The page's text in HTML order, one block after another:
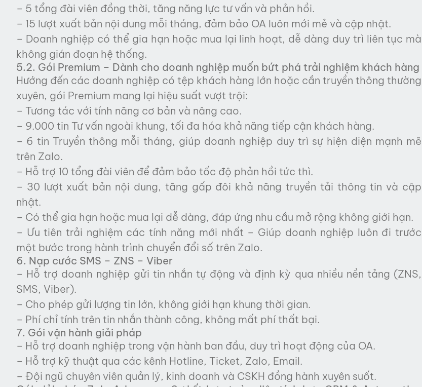
– 5 tổng đài viên đồng thời, tăng năng lực tư vấn và phản hồi.
– 15 lượt xuất bản nội dung mỗi tháng, đảm bảo OA luôn mới mẻ và cập nhật.
– Doanh nghiệp có thể gia hạn hoặc mua lại linh hoạt, dễ dàng duy trì liên tục mà
không gián đoạn hệ thống.
5.2. Gói Premium – Dành cho doanh nghiệp muốn bứt phá trải nghiệm khách hàng
Hướng đến các doanh nghiệp có tệp khách hàng lớn hoặc cần truyền thông thường
xuyên, gói Premium mang lại hiệu suất vượt trội:
– Tương tác với tính năng cơ bản và nâng cao.
– 9.000 tin Tư vấn ngoài khung, tối đa hóa khả năng tiếp cận khách hàng.
– 6 tin Truyền thông mỗi tháng, giúp doanh nghiệp duy trì sự hiện diện mạnh mẽ
trên Zalo.
– Hỗ trợ 10 tổng đài viên để đảm bảo tốc độ phản hồi tức thì.
– 30 lượt xuất bản nội dung, tăng gấp đôi khả năng truyền tải thông tin và cập
nhật.
– Có thể gia hạn hoặc mua lại dễ dàng, đáp ứng nhu cầu mở rộng không giới hạn.
– Ưu tiên trải nghiệm các tính năng mới nhất – Giúp doanh nghiệp luôn đi trước
một bước trong hành trình chuyển đổi số trên Zalo.
6. Nạp cước SMS – ZNS – Viber
– Hỗ trợ doanh nghiệp gửi tin nhắn tự động và định kỳ qua nhiều nền tảng (ZNS,
SMS, Viber).
– Cho phép gửi lượng tin lớn, không giới hạn khung thời gian.
– Phí chỉ tính trên tin nhắn thành công, không mất phí thất bại.
7. Gói vận hành giải pháp
– Hỗ trợ doanh nghiệp trong vận hành ban đầu, duy trì hoạt động của OA.
– Hỗ trợ kỹ thuật qua các kênh Hotline, Ticket, Zalo, Email.
– Đội ngũ chuyên viên quản lý, kinh doanh và CSKH đồng hành xuyên suốt.